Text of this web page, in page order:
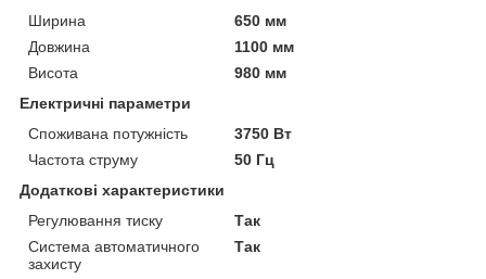
Ширина
650 мм
Довжина
1100 мм
Висота
980 мм
Електричні параметри
Споживана потужність
3750 Вт
Частота струму
50 Гц
Додаткові характеристики
Регулювання тиску
Так
Система автоматичного
захисту
Так